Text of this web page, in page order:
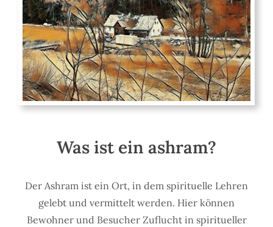
Was ist ein ashram?
Der Ashram ist ein Ort, in dem spirituelle Lehren
gelebt und vermittelt werden. Hier können
Bewohner und Besucher Zuflucht in spiritueller